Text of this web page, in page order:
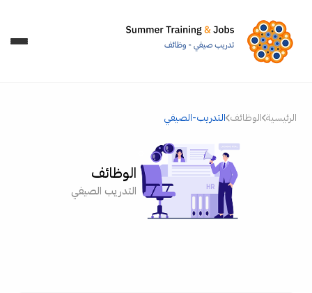
الرئيسية الوظائف التدريب-الصيفي
الوظائف
التدريب الصيفي